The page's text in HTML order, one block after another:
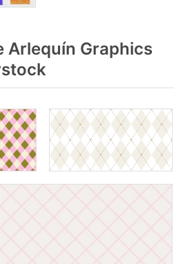
Arlequín Graphics